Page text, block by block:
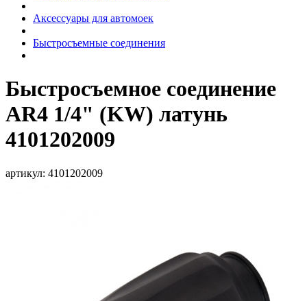
Аксессуары для автомоек
Быстросъемные соединения
Быстросъемное соединение
AR4 1/4" (KW) латунь
4101202009
артикул: 4101202009